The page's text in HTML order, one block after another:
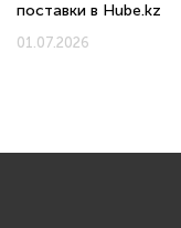
поставки в Hube.kz
01.07.2026